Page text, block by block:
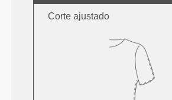
Corte ajustado